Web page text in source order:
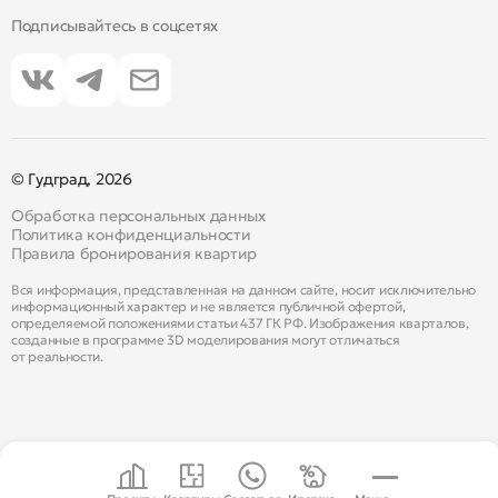
Подписывайтесь в соцсетях
© Гудград, 2026
Обработка персональных данных
Политика конфиденциальности
Правила бронирования квартир
Вся информация, представленная на данном сайте, носит исключительно
информационный характер и не является публичной офертой,
определяемой положениями статьи 437 ГК РФ. Изображения кварталов,
созданные в программе 3D моделирования могут отличаться
от реальности.